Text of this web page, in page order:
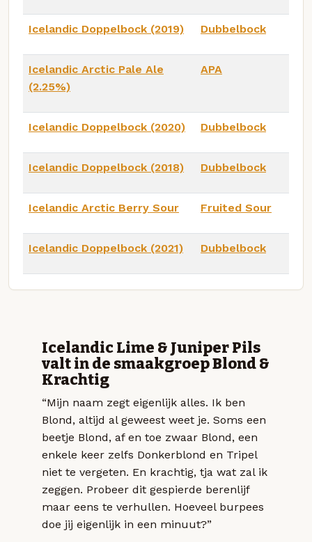
Icelandic Doppelbock (2019) Dubbelbock
Icelandic Arctic Pale Ale
(2.25%)
APA
Icelandic Doppelbock (2020) Dubbelbock
Icelandic Doppelbock (2018) Dubbelbock
Icelandic Arctic Berry Sour Fruited Sour
Icelandic Doppelbock (2021) Dubbelbock
Icelandic Lime & Juniper Pils
valt in de smaakgroep Blond &
Krachtig
“Mijn naam zegt eigenlijk alles. Ik ben
Blond, altijd al geweest weet je. Soms een
beetje Blond, af en toe zwaar Blond, een
enkele keer zelfs Donkerblond en Tripel
niet te vergeten. En krachtig, tja wat zal ik
zeggen. Probeer dit gespierde berenlijf
maar eens te verhullen. Hoeveel burpees
doe jij eigenlijk in een minuut?”